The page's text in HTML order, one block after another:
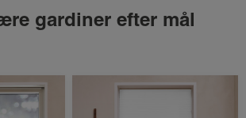
gardiner efter mål